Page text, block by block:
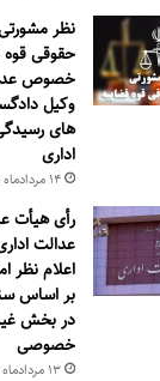
نظر
حقوقی قوه
خصوص
وکیل
های
اداری
۱۴ مرداد‌ماه ۱۴۰۵
رأی هیأت
عدالت
اعلام نظر
بر اساس
در بخش
خصوصی
۱۳ مرداد‌ماه ۱۴۰۵